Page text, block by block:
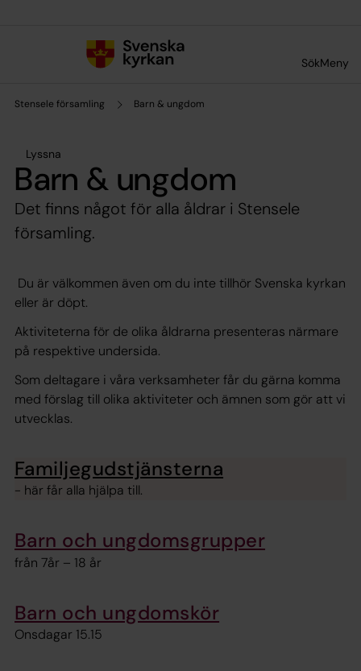
SökMeny
Stensele församling Barn & ungdom
Lyssna
Barn & ungdom
Det finns något för alla åldrar i Stensele
församling.
Du är välkommen även om du inte tillhör Svenska kyrkan
eller är döpt.
Aktiviteterna för de olika åldrarna presenteras närmare
på respektive undersida.
Som deltagare i våra verksamheter får du gärna komma
med förslag till olika aktiviteter och ämnen som gör att vi
utvecklas.
Familjegudstjänsterna
- här får alla hjälpa till.
Barn och ungdomsgrupper
från 7år – 18 år
Barn och ungdomskör
Onsdagar 15.15